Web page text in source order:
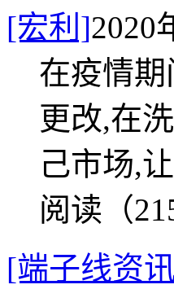
[宏利]2020
在疫情
更改,在
己市场,
阅读（
[端子线资